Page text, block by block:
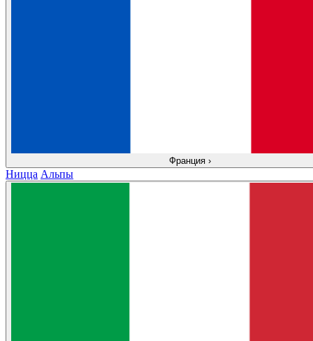
Франция ›
Ницца Альпы